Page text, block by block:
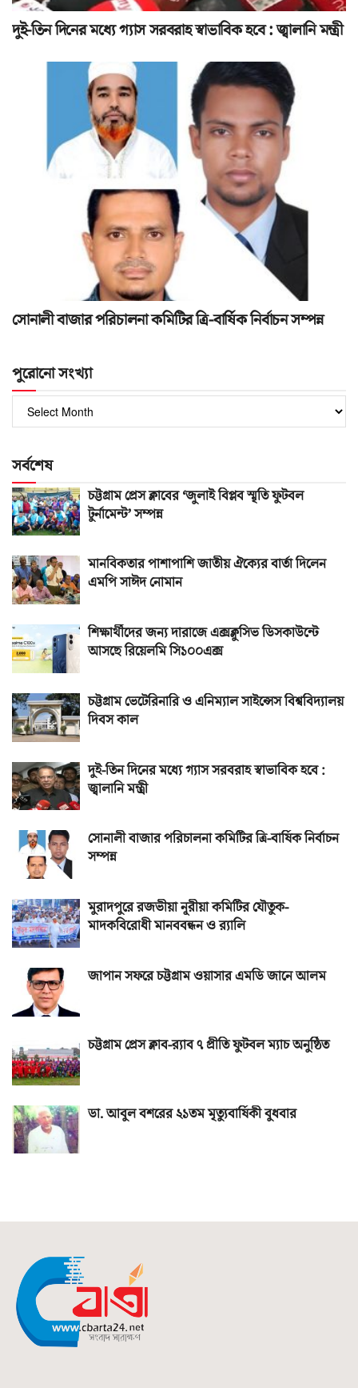
দুই-তিন দিনের মধ্যে গ্যাস সরবরাহ স্বাভাবিক হবে : জ্বালানি মন্ত্রী
সোনালী বাজার পরিচালনা কমিটির ত্রি-বার্ষিক নির্বাচন সম্পন্ন
পুরোনো সংখ্যা
সংখ্যা
সর্বশেষ
চট্টগ্রাম প্রেস ক্লাবের ‘জুলাই বিপ্লব স্মৃতি ফুটবল
টুর্নামেন্ট’ সম্পন্ন
মানবিকতার পাশাপাশি জাতীয় ঐক্যের বার্তা দিলেন
এমপি সাঈদ নোমান
শিক্ষার্থীদের জন্য দারাজে এক্সক্লুসিভ ডিসকাউন্টে
আসছে রিয়েলমি সি১০০এক্স
চট্টগ্রাম ভেটেরিনারি ও এনিম্যাল সাইন্সেস বিশ্ববিদ্যালয়
দিবস কাল
দুই-তিন দিনের মধ্যে গ্যাস সরবরাহ স্বাভাবিক হবে :
জ্বালানি মন্ত্রী
সোনালী বাজার পরিচালনা কমিটির ত্রি-বার্ষিক নির্বাচন
সম্পন্ন
মুরাদপুরে রজভীয়া নূরীয়া কমিটির যৌতুক-
মাদকবিরোধী মানববন্ধন ও র‌্যালি
জাপান সফরে চট্টগ্রাম ওয়াসার এমডি জানে আলম
চট্টগ্রাম প্রেস ক্লাব-র‌্যাব ৭ প্রীতি ফুটবল ম্যাচ অনুষ্ঠিত
ডা. আবুল বশরের ২১তম মৃত্যুবার্ষিকী বুধবার